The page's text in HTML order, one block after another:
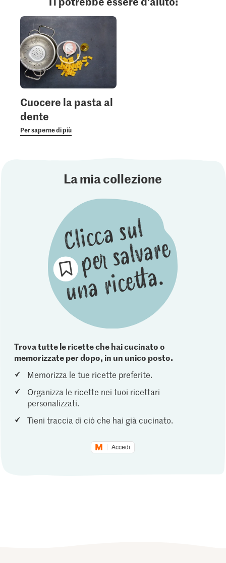
Cuocere la pasta al
dente
Per saperne di più
La mia collezione
Trova tutte le ricette che hai cucinato o
memorizzate per dopo, in un unico posto.
Memorizza le tue ricette preferite.
Organizza le ricette nei tuoi ricettari
personalizzati.
Tieni traccia di ciò che hai già cucinato.
Accedi